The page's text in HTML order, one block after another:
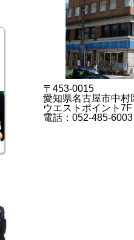
〒453-0015
愛知県名古屋市中村
ウエストポイント7F
電話：052-485-6003